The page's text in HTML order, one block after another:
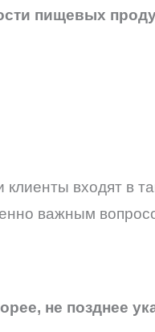
пищевых
входят в
важным
не позднее